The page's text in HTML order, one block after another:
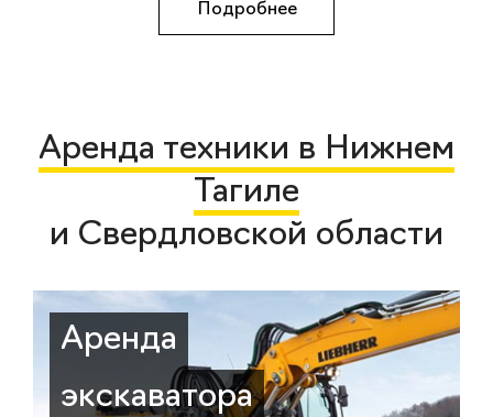
Подробнее
Аренда техники в Нижнем
Тагиле
и Свердловской области
Аренда
экскаватора